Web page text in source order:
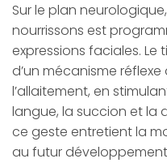
Sur le plan
nourrissons est
expressions faciales.
d’un mécanisme
l’allaitement, en
langue, la succion et la
ce geste entretient la
au futur